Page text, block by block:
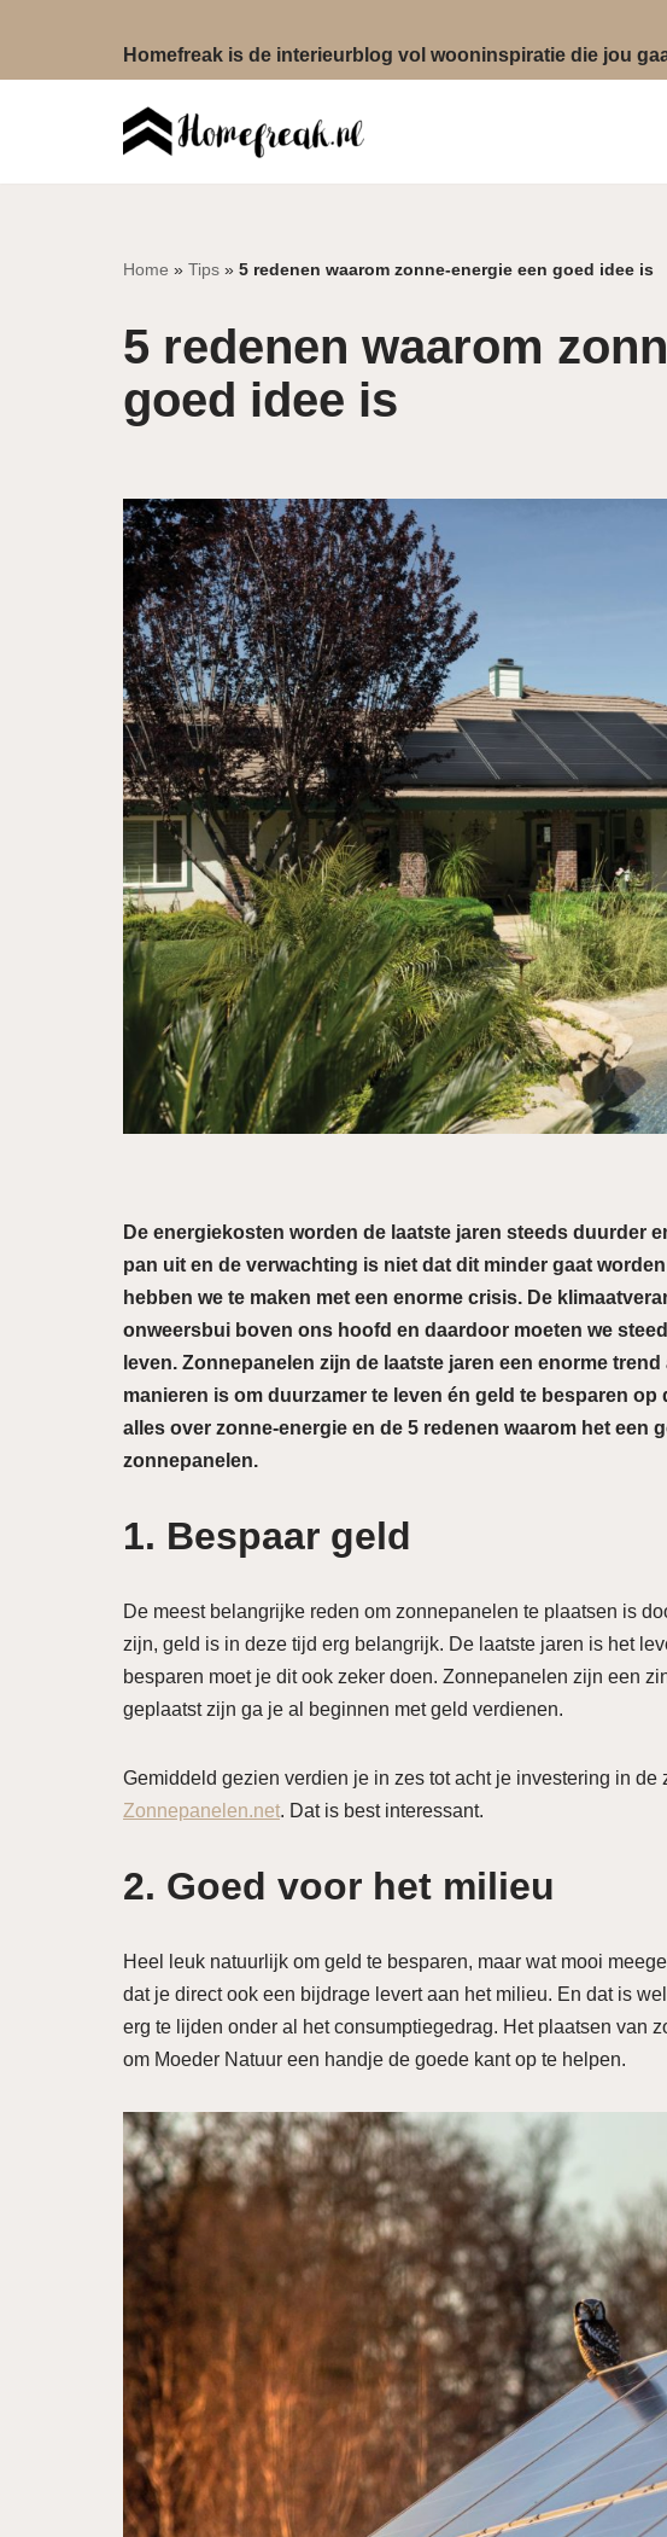
Homefreak is de interieurblog vol wooninspiratie die jou
Home » Tips » 5 redenen waarom zonne-energie een goed idee is
5 redenen waarom
goed idee is
De energiekosten worden de laatste jaren steeds duurder
pan uit en de verwachting is niet dat dit minder gaat
hebben we te maken met een enorme crisis. De
onweersbui boven ons hoofd en daardoor moeten we
leven. Zonnepanelen zijn de laatste jaren een enorme
manieren is om duurzamer te leven én geld te besparen
alles over zonne-energie en de 5 redenen waarom het een
zonnepanelen.
1. Bespaar geld
De meest belangrijke reden om zonnepanelen te plaatsen is
zijn, geld is in deze tijd erg belangrijk. De laatste jaren is het
besparen moet je dit ook zeker doen. Zonnepanelen zijn een
geplaatst zijn ga je al beginnen met geld verdienen.
Gemiddeld gezien verdien je in zes tot acht je investering in
Zonnepanelen.net. Dat is best interessant.
2. Goed voor het milieu
Heel leuk natuurlijk om geld te besparen, maar wat mooi
dat je direct ook een bijdrage levert aan het milieu. En dat is
erg te lijden onder al het consumptiegedrag. Het plaatsen van
om Moeder Natuur een handje de goede kant op te helpen.